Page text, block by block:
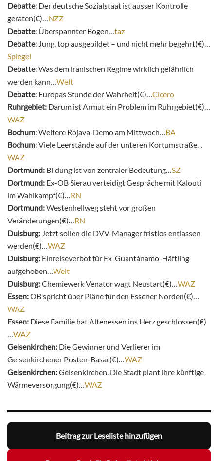
Debatte: Der deutsche Sozialstaat ist ausser Kontrolle
geraten(€)… NZZ
Debatte: Überspannter Bogen… taz
Debatte: Jung, top ausgebildet – und nicht mehr begehrt(€)…
Spiegel
Debatte:Was dem iranischen Regime wirklich gefährlich
werden kann… Welt
Debatte: Europas Stunde der Wahrheit(€)… Cicero
Ruhrgebiet: Darum ist Armut ein Problem im Ruhrgebiet(€)…
WAZ
Bochum:Weitere Rojava-Demo am Mittwoch… BA
Bochum:Viele Leerstände auf der unteren Kortumstraße…
WAZ
Dortmund: Bildung ist von zentraler Bedeutung… SZ
Dortmund: Ex-OB Sierau verteidigt Gespräche mit Kalouti
im Wahlkampf(€)… RN
Dortmund:Westenhellweg steht vor großen
Veränderungen(€)… RN
Duisburg: Jetzt sollen die DVV-Manager fristlos entlassen
werden(€)… WAZ
Duisburg: Einreiseverbot für Ex-Guantánamo-Häftling
aufgehoben… Welt
Duisburg:Chemiewerk Venator wagt Neustart(€)… WAZ
Essen:OB spricht über Pläne für den Essener Norden(€)…
WAZ
Essen: Diese Familie hat Altenessen ins Herz geschlossen(€)
WAZ
Gelsenkirchen: Die Gewinner und Verlierer im
Gelsenkirchener Posten-Basar(€)… WAZ
Gelsenkirchen:Gelsenkirchen. Die Stadt plant ihre künftige
Wärmeversorgung(€)… WAZ
Beitrag zur Leseliste hinzufügen